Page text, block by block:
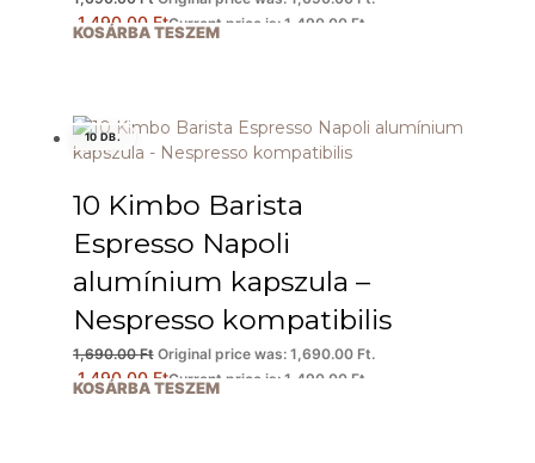
1,490.00 FtCurrent price is: 1,490.00 Ft.
KOSÁRBA TESZEM
10 DB.
10 Kimbo Barista
Espresso Napoli
alumínium kapszula –
Nespresso kompatibilis
1,690.00Ft Original price was: 1,690.00 Ft.
1,490.00 FtCurrent price is: 1,490.00 Ft.
KOSÁRBA TESZEM